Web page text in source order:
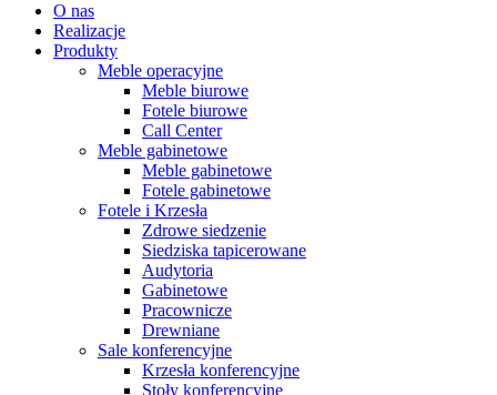
O nas
Realizacje
Produkty
Meble operacyjne
Meble biurowe
Fotele biurowe
Call Center
Meble gabinetowe
Meble gabinetowe
Fotele gabinetowe
Fotele i Krzesła
Zdrowe siedzenie
Siedziska tapicerowane
Audytoria
Gabinetowe
Pracownicze
Drewniane
Sale konferencyjne
Krzesła konferencyjne
Stoły konferencyjne